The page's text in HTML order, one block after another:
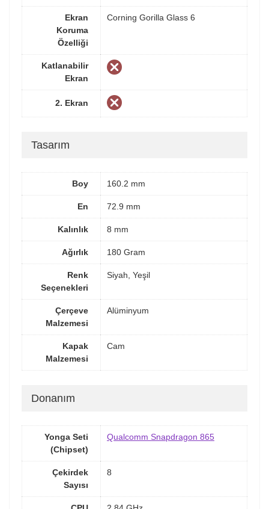
Ekran
Koruma
Özelliği
Corning Gorilla Glass 6
Katlanabilir
Ekran
2. Ekran
Tasarım
Boy 160.2 mm
En 72.9 mm
Kalınlık 8 mm
Ağırlık 180 Gram
Renk
Seçenekleri
Siyah, Yeşil
Çerçeve
Malzemesi
Alüminyum
Kapak
Malzemesi
Cam
Donanım
Yonga Seti
(Chipset)
Qualcomm Snapdragon 865
Çekirdek
Sayısı
8